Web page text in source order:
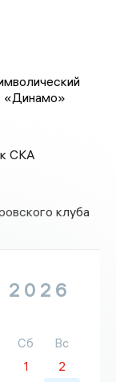
«Динамо»
СКА
клуба
2026
Сб
Вс
1
2